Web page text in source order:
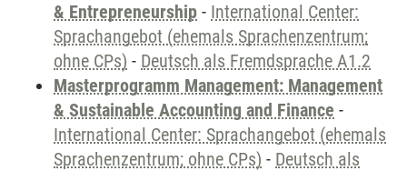
& Entrepreneurship - International Center:
Sprachangebot (ehemals Sprachenzentrum;
ohne CPs) - Deutsch als Fremdsprache A1.2
Masterprogramm Management: Management
& Sustainable Accounting and Finance -
International Center: Sprachangebot (ehemals
Sprachenzentrum; ohne CPs) - Deutsch als